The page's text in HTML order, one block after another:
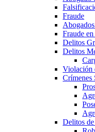
Fraude
Fraude
Delitos
Delitos
Violación
Crímenes
Delitos